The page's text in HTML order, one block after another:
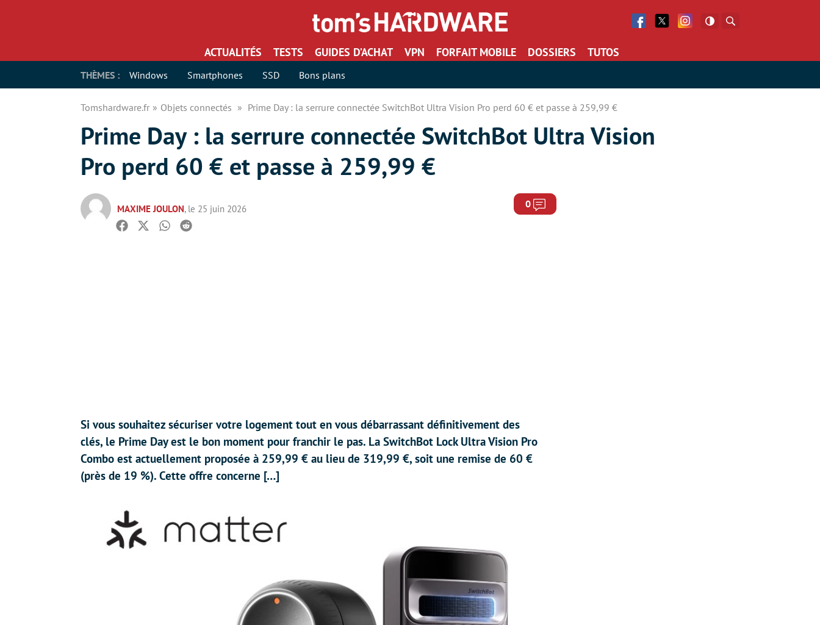
Facebook
Twitter Facebook
ACTUALITÉS TESTS GUIDES D’ACHAT VPN FORFAIT MOBILE DOSSIERS TUTOS
THÈMES : Windows Smartphones SSD Bons plans
Tomshardware.fr Objets connectés Prime Day : la serrure connectée SwitchBot Ultra Vision Pro perd 60 € et passe à 259,99 €
Prime Day : la serrure connectée SwitchBot Ultra Vision
Pro perd 60 € et passe à 259,99 €
MAXIME JOULON, le 25 juin 2026 0 Commentaires
Facebook
TwitterWhatsapp
Reddit
Si vous souhaitez sécuriser votre logement tout en vous débarrassant définitivement des
clés, le Prime Day est le bon moment pour franchir le pas. La SwitchBot Lock Ultra Vision Pro
Combo est actuellement proposée à 259,99 € au lieu de 319,99 €, soit une remise de 60 €
(près de 19 %). Cette offre concerne […]